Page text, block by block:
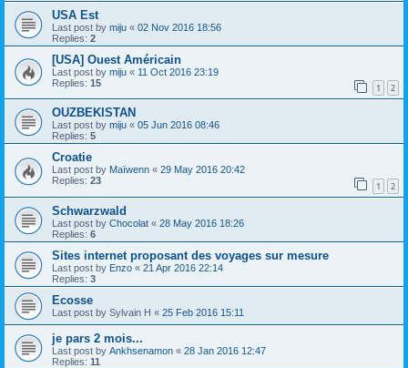
USA Est
Last post by miju « 02 Nov 2016 18:56
Replies: 2
[USA] Ouest Américain
Last post by miju « 11 Oct 2016 23:19
Replies: 15 1 2
OUZBEKISTAN
Last post by miju « 05 Jun 2016 08:46
Replies: 5
Croatie
Last post by Maïwenn « 29 May 2016 20:42
Replies: 23 1 2
Schwarzwald
Last post by Chocolat « 28 May 2016 18:26
Replies: 6
Sites internet proposant des voyages sur mesure
Last post by Enzo « 21 Apr 2016 22:14
Replies: 3
Ecosse
Last post by Sylvain H « 25 Feb 2016 15:11
je pars 2 mois...
Last post by Ankhsenamon « 28 Jan 2016 12:47
Replies: 11